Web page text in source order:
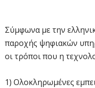
Σύμφωνα με την
παροχής ψηφιακών
οι τρόποι που η
1) Ολοκληρωμένες